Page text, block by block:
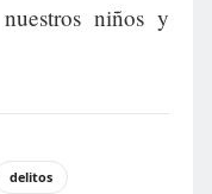
niños y
delitos